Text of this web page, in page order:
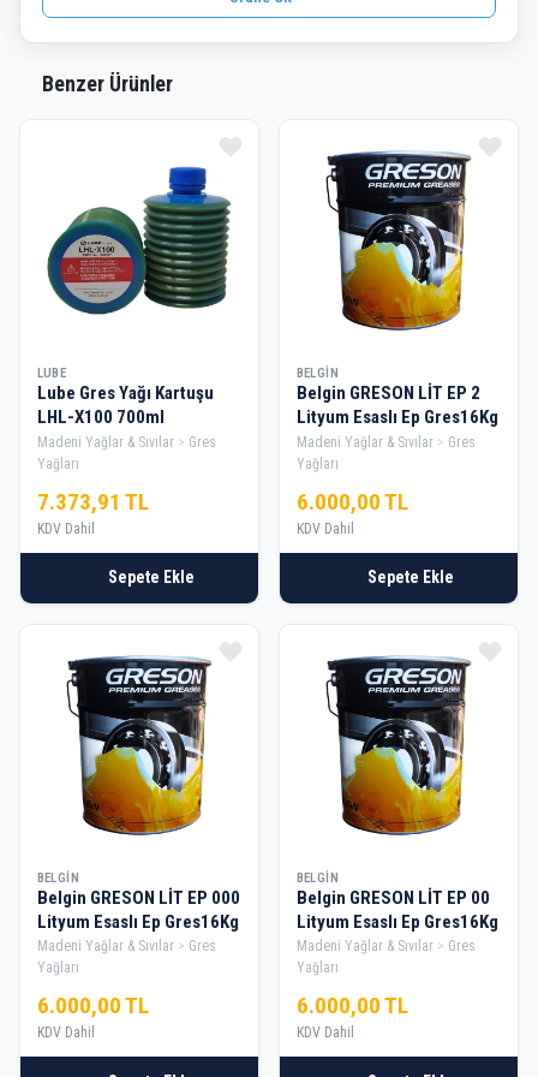
Benzer Ürünler
LUBE
Lube Gres Yağı Kartuşu
LHL-X100 700ml
Madeni Yağlar & Sıvılar
Gres
Yağları
7.373,91 TL
KDV Dahil
Sepete Ekle
BELGIN
Belgin GRESON LİT EP 2
Lityum Esaslı Ep Gres16Kg
Madeni Yağlar & Sıvılar
Gres
Yağları
6.000,00 TL
KDV Dahil
Sepete Ekle
BELGIN
Belgin GRESON LİT EP 000
Lityum Esaslı Ep Gres16Kg
Madeni Yağlar & Sıvılar
Gres
Yağları
6.000,00 TL
KDV Dahil
BELGIN
Belgin GRESON LİT EP 00
Lityum Esaslı Ep Gres16Kg
Madeni Yağlar & Sıvılar
Gres
Yağları
6.000,00 TL
KDV Dahil